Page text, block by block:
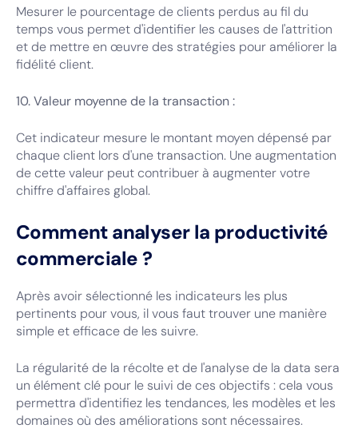
Mesurer le pourcentage de clients perdus au fil du
temps vous permet d'identifier les causes de l'attrition
et de mettre en œuvre des stratégies pour améliorer la
fidélité client.
10. Valeur moyenne de la transaction :
Cet indicateur mesure le montant moyen dépensé par
chaque client lors d'une transaction. Une augmentation
de cette valeur peut contribuer à augmenter votre
chiffre d'affaires global.
Comment analyser la productivité
commerciale ?
Après avoir sélectionné les indicateurs les plus
pertinents pour vous, il vous faut trouver une manière
simple et efficace de les suivre.
La régularité de la récolte et de l'analyse de la data sera
un élément clé pour le suivi de ces objectifs : cela vous
permettra d'identifiez les tendances, les modèles et les
domaines où des améliorations sont nécessaires.